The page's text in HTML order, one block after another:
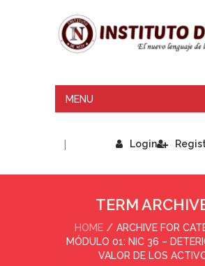
MENU
Login
|
TERM
HOME
ARCHIVE FOR
MÓDULO 01: NIC 36 –
VALOR DE LOS